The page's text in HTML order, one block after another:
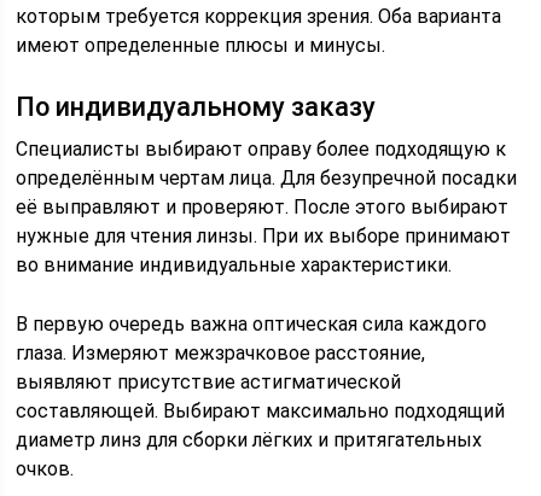
которым требуется коррекция зрения. Оба варианта
имеют определенные плюсы и минусы.
По индивидуальному заказу
Специалисты выбирают оправу более подходящую к
определённым чертам лица. Для безупречной посадки
её выправляют и проверяют. После этого выбирают
нужные для чтения линзы. При их выборе принимают
во внимание индивидуальные характеристики.
В первую очередь важна оптическая сила каждого
глаза. Измеряют межзрачковое расстояние,
выявляют присутствие астигматической
составляющей. Выбирают максимально подходящий
диаметр линз для сборки лёгких и притягательных
очков.